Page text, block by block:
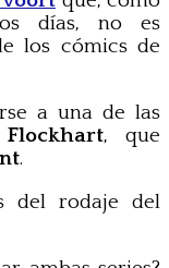
días, no es
los cómics de
a una de las
, que
.
del rodaje del